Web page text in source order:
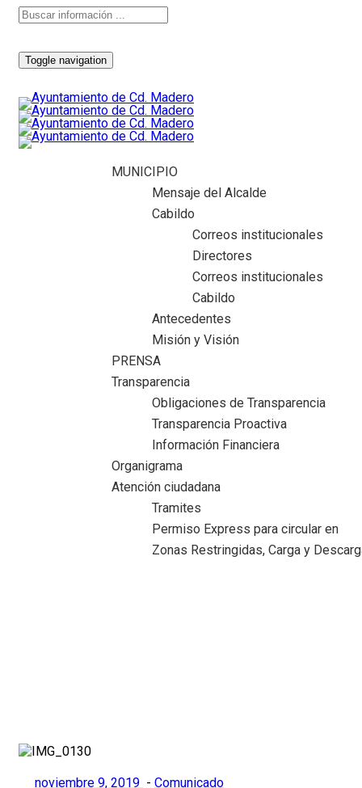
Toggle navigation
MUNICIPIO
Mensaje del Alcalde
Cabildo
Correos institucionales
Directores
Correos institucionales
Cabildo
Antecedentes
Misión y Visión
PRENSA
Transparencia
Obligaciones de Transparencia
Transparencia Proactiva
Información Financiera
Organigrama
Atención ciudadana
Tramites
Permiso Express para circular en
Zonas Restringidas, Carga y
noviembre 9, 2019 - Comunicado